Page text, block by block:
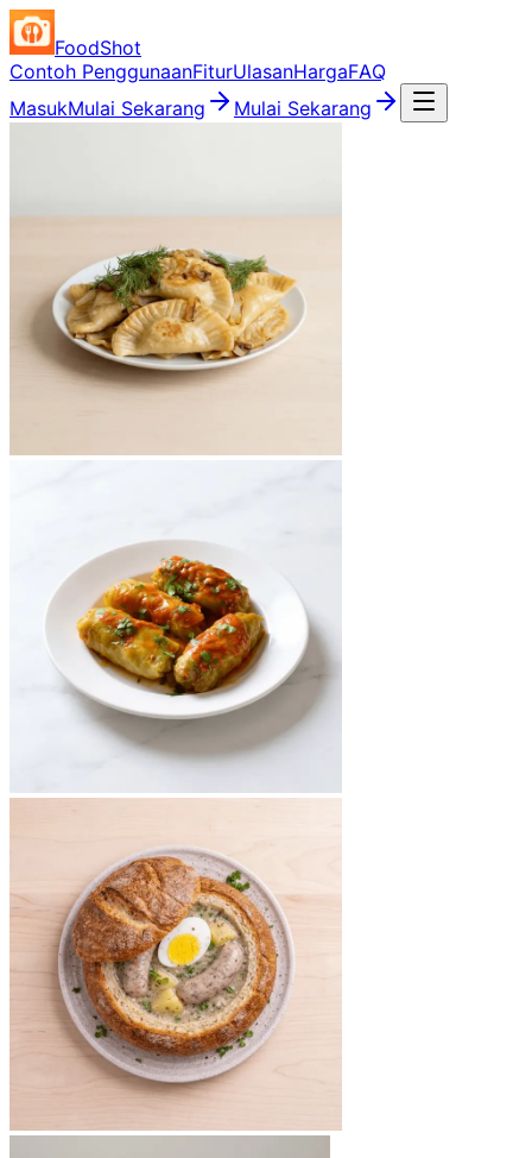
FoodShot
Contoh PenggunaanFiturUlasanHargaFAQ
MasukMulai Sekarang Mulai Sekarang